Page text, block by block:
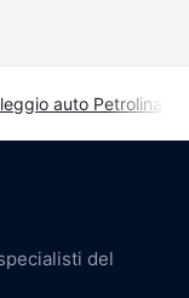
auto Petrolina
del